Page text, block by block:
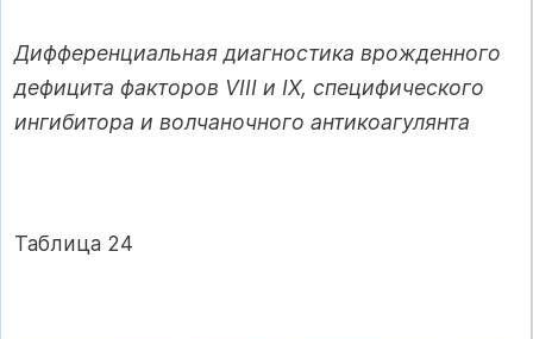
Дифференциальная диагностика врожденного
дефицита факторов VIII и IX, специфического
ингибитора и волчаночного антикоагулянта
Таблица 24